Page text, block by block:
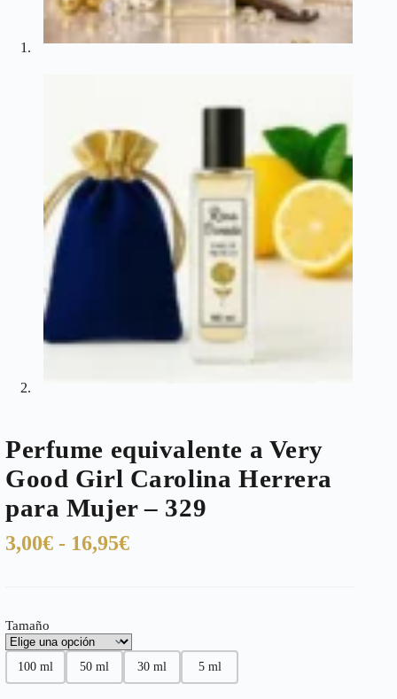
Perfume equivalente a Very
Good Girl Carolina Herrera
para Mujer – 329
3,00€ - 16,95€Rango
3,00€
hasta
16,95€
Tamaño
100 ml 50 ml 30 ml 5 ml